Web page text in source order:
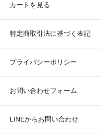
カートを見る
特定商取引法に基づく表記
プライバシーポリシー
お問い合わせフォーム
LINEからお問い合わせ